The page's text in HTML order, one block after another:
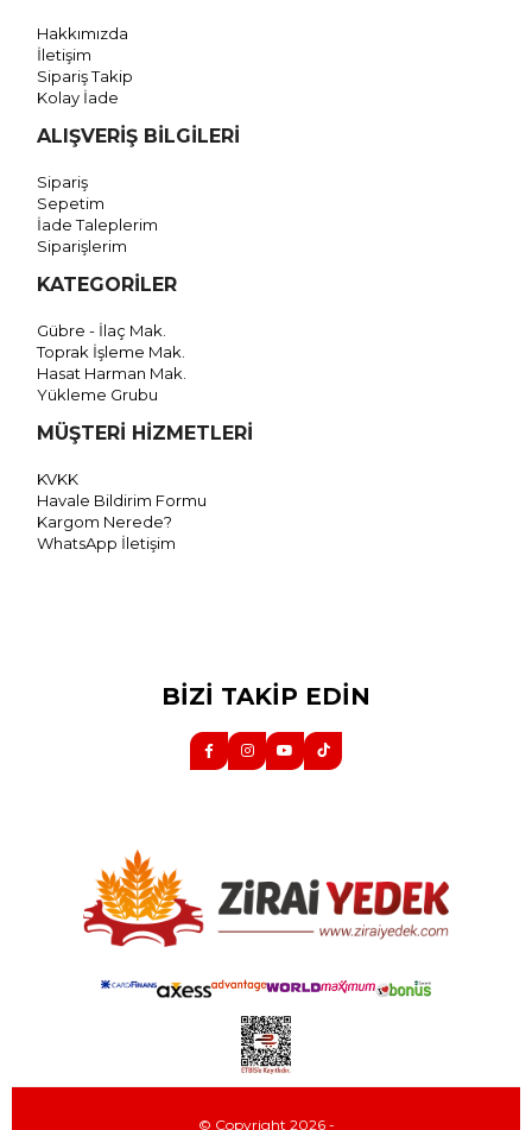
Hakkımızda
İletişim
Sipariş Takip
Kolay İade
ALIŞVERİŞ BİLGİLERİ
Sipariş
Sepetim
İade Taleplerim
Siparişlerim
KATEGORİLER
Gübre - İlaç Mak.
Toprak İşleme Mak.
Hasat Harman Mak.
Yükleme Grubu
MÜŞTERİ HİZMETLERİ
KVKK
Havale Bildirim Formu
Kargom Nerede?
WhatsApp İletişim
BİZİ TAKİP EDİN
© Copyright 2026 -